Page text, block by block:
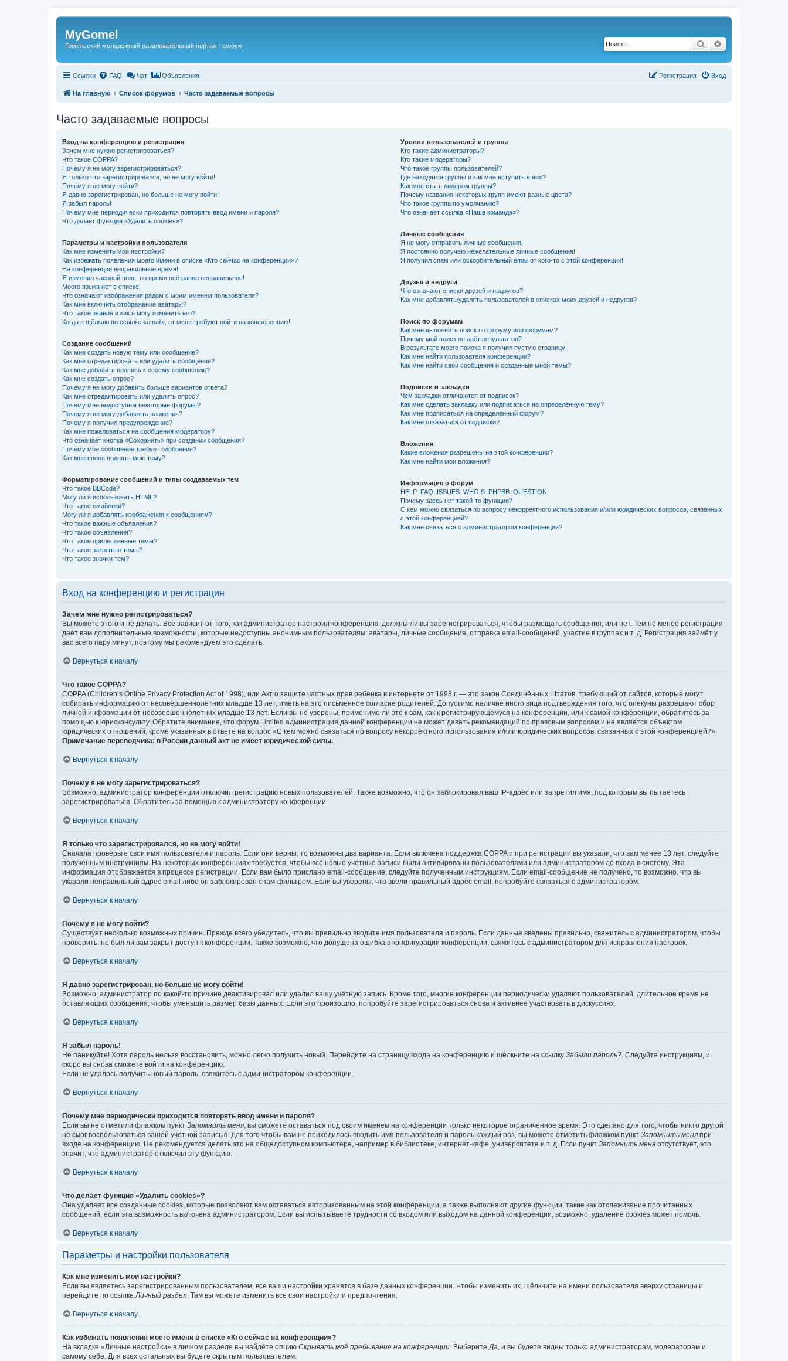
Регистрация
MyGomel
Гомельский молодежный развлекательный портал - форум Поиск
Ссылки FAQ Чат Объявления Вход
Регистрация
На главную Список форумов Часто задаваемые вопросы
Часто задаваемые вопросы
Вход на конференцию и регистрация
Зачем мне нужно регистрироваться?
Что такое COPPA?
Почему я не могу зарегистрироваться?
Я только что зарегистрировался, но не могу войти!
Почему я не могу войти?
Я давно зарегистрирован, но больше не могу войти!
Я забыл пароль!
Почему мне периодически приходится повторять ввод имени и пароля?
Что делает функция «Удалить cookies»?
Параметры и настройки пользователя
Как мне изменить мои настройки?
Как избежать появления моего имени в списке «Кто сейчас на конференции»?
На конференции неправильное время!
Я изменил часовой пояс, но время всё равно неправильное!
Моего языка нет в списке!
Что означают изображения рядом с моим именем пользователя?
Как мне включить отображение аватары?
Что такое звание и как я могу изменить его?
Когда я щёлкаю по ссылке «email», от меня требуют войти на конференцию!
Создание сообщений
Как мне создать новую тему или сообщение?
Как мне отредактировать или удалить сообщение?
Как мне добавить подпись к своему сообщению?
Как мне создать опрос?
Почему я не могу добавить больше вариантов ответа?
Как мне отредактировать или удалить опрос?
Почему мне недоступны некоторые форумы?
Почему я не могу добавлять вложения?
Почему я получил предупреждение?
Как мне пожаловаться на сообщения модератору?
Что означает кнопка «Сохранить» при создании сообщения?
Почему моё сообщение требует одобрения?
Как мне вновь поднять мою тему?
Форматирование сообщений и типы создаваемых тем
Что такое BBCode?
Могу ли я использовать HTML?
Что такое смайлики?
Могу ли я добавлять изображения к сообщениям?
Что такое важные объявления?
Что такое объявления?
Что такое прилепленные темы?
Что такое закрытые темы?
Что такое значки тем?
Уровни пользователей и группы
Кто такие администраторы?
Кто такие модераторы?
Что такое группы пользователей?
Где находятся группы и как мне вступить в них?
Как мне стать лидером группы?
Почему названия некоторых групп имеют разные цвета?
Что такое группа по умолчанию?
Что означает ссылка «Наша команда»?
Личные сообщения
Я не могу отправить личные сообщения!
Я постоянно получаю нежелательные личные сообщения!
Я получил спам или оскорбительный email от кого-то с этой конференции!
Друзья и недруги
Что означают списки друзей и недругов?
Как мне добавлять/удалять пользователей в списках моих друзей и недругов?
Поиск по форумам
Как мне выполнить поиск по форуму или форумам?
Почему мой поиск не даёт результатов?
В результате моего поиска я получил пустую страницу!
Как мне найти пользователя конференции?
Как мне найти свои сообщения и созданные мной темы?
Подписки и закладки
Чем закладки отличаются от подписок?
Как мне сделать закладку или подписаться на определённую тему?
Как мне подписаться на определённый форум?
Как мне отказаться от подписки?
Вложения
Какие вложения разрешены на этой конференции?
Как мне найти мои вложения?
Информация о форум
HELP_FAQ_ISSUES_WHOIS_PHPBB_QUESTION
Почему здесь нет такой-то функции?
С кем можно связаться по вопросу некорректного использования и/или юридических вопросов, связанных
с этой конференцией?
Как мне связаться с администратором конференции?
Вход на конференцию и регистрация
Зачем мне нужно регистрироваться?
Вы можете этого и не делать. Всё зависит от того, как администратор настроил конференцию: должны ли вы зарегистрироваться, чтобы размещать сообщения, или нет. Тем не менее регистрация
даёт вам дополнительные возможности, которые недоступны анонимным пользователям: аватары, личные сообщения, отправка email-сообщений, участие в группах и т. д. Регистрация займёт у
вас всего пару минут, поэтому мы рекомендуем это сделать.
Вернуться к началу
Что такое COPPA?
COPPA (Children’s Online Privacy Protection Act of 1998), или Акт о защите частных прав ребёнка в интернете от 1998 г. — это закон Соединённых Штатов, требующий от сайтов, которые могут
собирать информацию от несовершеннолетних младше 13 лет, иметь на это письменное согласие родителей. Допустимо наличие иного вида подтверждения того, что опекуны разрешают сбор
личной информации от несовершеннолетних младше 13 лет. Если вы не уверены, применимо ли это к вам, как к регистрирующемуся на конференции, или к самой конференции, обратитесь за
помощью к юрисконсульту. Обратите внимание, что форум Limited администрация данной конференции не может давать рекомендаций по правовым вопросам и не является объектом
юридических отношений, кроме указанных в ответе на вопрос «С кем можно связаться по вопросу некорректного использования и/или юридических вопросов, связанных с этой конференцией?».
Примечание переводчика: в России данный акт не имеет юридической силы.
Вернуться к началу
Почему я не могу зарегистрироваться?
Возможно, администратор конференции отключил регистрацию новых пользователей. Также возможно, что он заблокировал ваш IP-адрес или запретил имя, под которым вы пытаетесь
зарегистрироваться. Обратитесь за помощью к администратору конференции.
Вернуться к началу
Я только что зарегистрировался, но не могу войти!
Сначала проверьте свои имя пользователя и пароль. Если они верны, то возможны два варианта. Если включена поддержка COPPA и при регистрации вы указали, что вам менее 13 лет, следуйте
полученным инструкциям. На некоторых конференциях требуется, чтобы все новые учётные записи были активированы пользователями или администратором до входа в систему. Эта
информация отображается в процессе регистрации. Если вам было прислано email-сообщение, следуйте полученным инструкциям. Если email-сообщение не получено, то возможно, что вы
указали неправильный адрес email либо он заблокирован спам-фильтром. Если вы уверены, что ввели правильный адрес email, попробуйте связаться с администратором.
Вернуться к началу
Почему я не могу войти?
Существует несколько возможных причин. Прежде всего убедитесь, что вы правильно вводите имя пользователя и пароль. Если данные введены правильно, свяжитесь с администратором, чтобы
проверить, не был ли вам закрыт доступ к конференции. Также возможно, что допущена ошибка в конфигурации конференции, свяжитесь с администратором для исправления настроек.
Вернуться к началу
Я давно зарегистрирован, но больше не могу войти!
Возможно, администратор по какой-то причине деактивировал или удалил вашу учётную запись. Кроме того, многие конференции периодически удаляют пользователей, длительное время не
оставляющих сообщения, чтобы уменьшить размер базы данных. Если это произошло, попробуйте зарегистрироваться снова и активнее участвовать в дискуссиях.
Вернуться к началу
Я забыл пароль!
Не паникуйте! Хотя пароль нельзя восстановить, можно легко получить новый. Перейдите на страницу входа на конференцию и щёлкните на ссылку Забыли пароль? . Следуйте инструкциям, и
скоро вы снова сможете войти на конференцию.
Если не удалось получить новый пароль, свяжитесь с администратором конференции.
Вернуться к началу
Почему мне периодически приходится повторять ввод имени и пароля?
Если вы не отметили флажком пункт Запомнить меня , вы сможете оставаться под своим именем на конференции только некоторое ограниченное время. Это сделано для того, чтобы никто другой
не смог воспользоваться вашей учётной записью. Для того чтобы вам не приходилось вводить имя пользователя и пароль каждый раз, вы можете отметить флажком пункт Запомнить меня при
входе на конференцию. Не рекомендуется делать это на общедоступном компьютере, например в библиотеке, интернет-кафе, университете и т. д. Если пункт Запомнить меня отсутствует, это
значит, что администратор отключил эту функцию.
Вернуться к началу
Что делает функция «Удалить cookies»?
Она удаляет все созданные cookies, которые позволяют вам оставаться авторизованным на этой конференции, а также выполняют другие функции, такие как отслеживание прочитанных
сообщений, если эта возможность включена администратором. Если вы испытываете трудности со входом или выходом на данной конференции, возможно, удаление cookies может помочь.
Вернуться к началу
Параметры и настройки пользователя
Как мне изменить мои настройки?
Если вы являетесь зарегистрированным пользователем, все ваши настройки хранятся в базе данных конференции. Чтобы изменить их, щёлкните на имени пользователя вверху страницы и
перейдите по ссылке Личный раздел . Там вы можете изменить все свои настройки и предпочтения.
Вернуться к началу
Как избежать появления моего имени в списке «Кто сейчас на конференции»?
На вкладке «Личные настройки» в личном разделе вы найдёте опцию Скрывать моё пребывание на конференции . Выберите Да , и вы будете видны только администраторам, модераторам и
самому себе. Для всех остальных вы будете скрытым пользователем.